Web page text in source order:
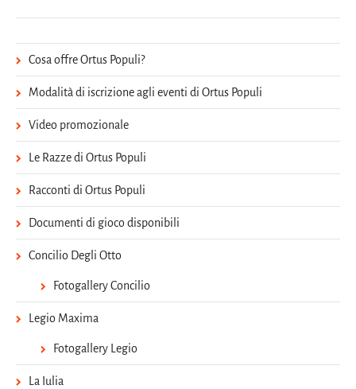
Cosa offre Ortus Populi?
Modalità di iscrizione agli eventi di Ortus Populi
Video promozionale
Le Razze di Ortus Populi
Racconti di Ortus Populi
Documenti di gioco disponibili
Concilio Degli Otto
Fotogallery Concilio
Legio Maxima
Fotogallery Legio
La Iulia